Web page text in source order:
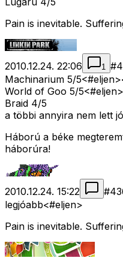
Pain is inevitable.
2010.12.24. 22:06 1 #
Machinarium 5/5<#eljen>
World of Goo 5/5<#eljen>
Braid 4/5
a többi annyira nem lett
Háború a béke
háborúra!
2010.12.24. 15:22 #
legjóabb<#eljen>
Pain is inevitable.